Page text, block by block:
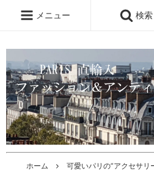
メニュー 検索
ホーム 可愛いパリの”アクセサリ